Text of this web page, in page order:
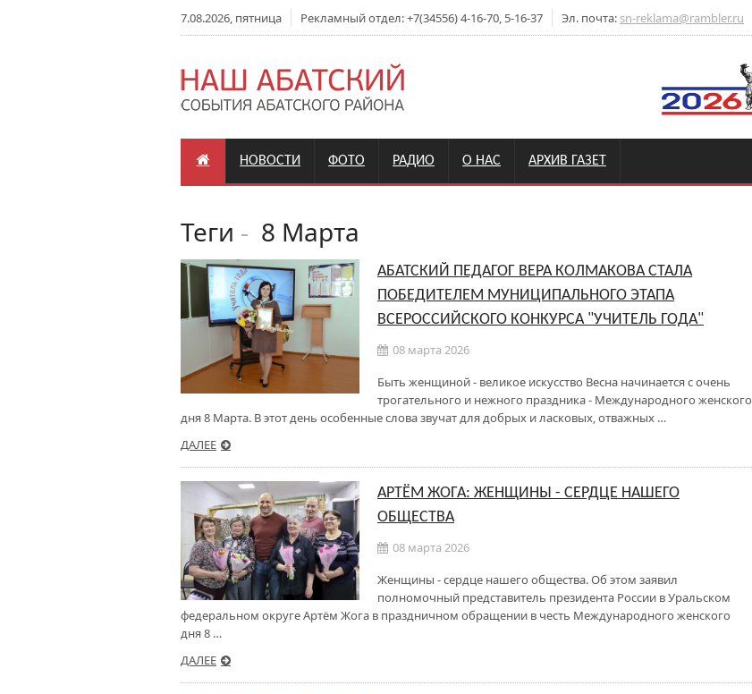
7.08.2026, пятница Рекламный отдел: +7(34556) 4-16-70, 5-16-37 Эл. почта: sn-reklama@rambler.ru
НОВОСТИ ФОТО РАДИО О НАС АРХИВ ГАЗЕТ
Теги - 8 Марта
АБАТСКИЙ ПЕДАГОГ ВЕРА КОЛМАКОВА СТАЛА
ПОБЕДИТЕЛЕМ МУНИЦИПАЛЬНОГО ЭТАПА
ВСЕРОССИЙСКОГО КОНКУРСА "УЧИТЕЛЬ ГОДА"
08 марта 2026
Быть женщиной - великое искусство Весна начинается с очень
трогательного и нежного праздника - Международного женского
дня 8 Марта. В этот день особенные слова звучат для добрых и ласковых, отважных …
ДАЛЕЕ
АРТЁМ ЖОГА: ЖЕНЩИНЫ - СЕРДЦЕ НАШЕГО
ОБЩЕСТВА
08 марта 2026
Женщины - сердце нашего общества. Об этом заявил
полномочный представитель президента России в Уральском
федеральном округе Артём Жога в праздничном обращении в честь Международного женского
дня 8 …
ДАЛЕЕ